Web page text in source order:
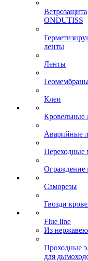
Ветрозащита
ONDUTISS
ленты
Ленты
Клеи
Кровельные
Аварийные
Переходные
Ограждение
Саморезы
Гвозди
Flue line
Из
Проходные
для